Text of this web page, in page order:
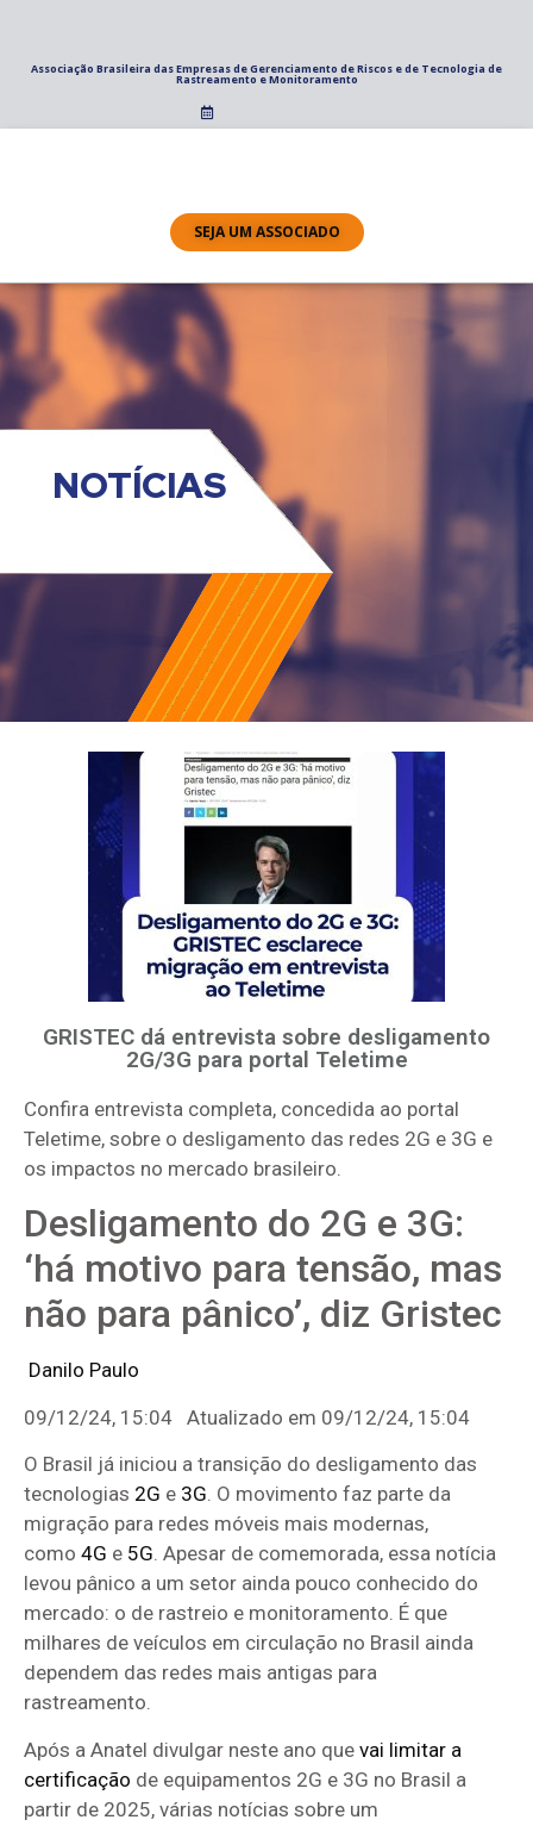
Associação Brasileira das Empresas de Gerenciamento de Riscos e de Tecnologia de
Rastreamento e Monitoramento
SEJA UM ASSOCIADO
NOTÍCIAS
GRISTEC dá entrevista sobre desligamento
2G/3G para portal Teletime
Confira entrevista completa, concedida ao portal
Teletime, sobre o desligamento das redes 2G e 3G e
os impactos no mercado brasileiro.
Desligamento do 2G e 3G:
‘há motivo para tensão, mas
não para pânico’, diz Gristec
Danilo Paulo
09/12/24, 15:04 Atualizado em 09/12/24, 15:04
O Brasil já iniciou a transição do desligamento das
tecnologias 2G e 3G. O movimento faz parte da
migração para redes móveis mais modernas,
como 4G e 5G. Apesar de comemorada, essa notícia
levou pânico a um setor ainda pouco conhecido do
mercado: o de rastreio e monitoramento. É que
milhares de veículos em circulação no Brasil ainda
dependem das redes mais antigas para
rastreamento.
Após a Anatel divulgar neste ano que vai limitar a
certificação de equipamentos 2G e 3G no Brasil a
partir de 2025, várias notícias sobre um